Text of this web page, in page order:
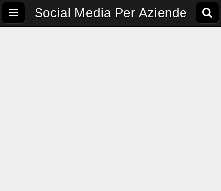
Social Media Per Aziende